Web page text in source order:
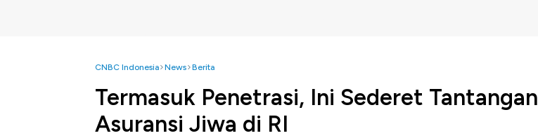
CNBC Indonesia News Berita
Termasuk Penetrasi, Ini Sederet Tantangan
Asuransi Jiwa di RI